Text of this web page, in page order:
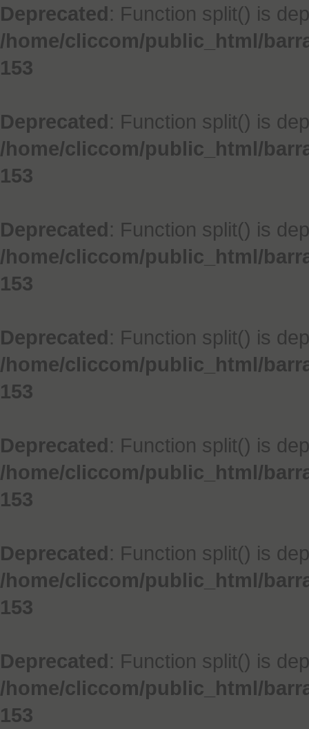
Deprecated: Function split() is
/home/cliccom/public_html/
153
Deprecated: Function split() is
/home/cliccom/public_html/
153
Deprecated: Function split() is
/home/cliccom/public_html/
153
Deprecated: Function split() is
/home/cliccom/public_html/
153
Deprecated: Function split() is
/home/cliccom/public_html/
153
Deprecated: Function split() is
/home/cliccom/public_html/
153
Deprecated: Function split() is
/home/cliccom/public_html/
153